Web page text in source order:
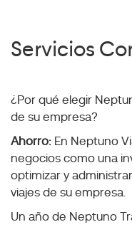
Servicios
¿Por qué elegir
de su empresa?
Ahorro: En Neptuno
negocios como una
optimizar y
viajes de su empresa.
Un año de Neptuno